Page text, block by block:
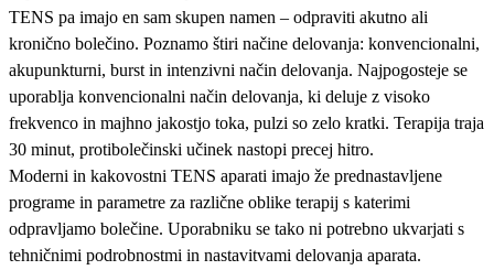
TENS pa imajo en sam skupen namen – odpraviti akutno ali
kronično bolečino. Poznamo štiri načine delovanja: konvencionalni,
akupunkturni, burst in intenzivni način delovanja. Najpogosteje se
uporablja konvencionalni način delovanja, ki deluje z visoko
frekvenco in majhno jakostjo toka, pulzi so zelo kratki. Terapija traja
30 minut, protibolečinski učinek nastopi precej hitro.
Moderni in kakovostni TENS aparati imajo že prednastavljene
programe in parametre za različne oblike terapij s katerimi
odpravljamo bolečine. Uporabniku se tako ni potrebno ukvarjati s
tehničnimi podrobnostmi in nastavitvami delovanja aparata.